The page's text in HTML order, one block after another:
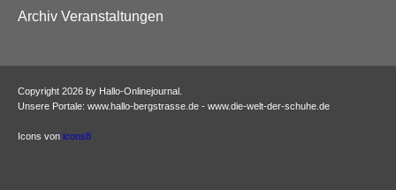
Archiv Veranstaltungen
Copyright 2026 by Hallo-Onlinejournal.
Unsere Portale: www.hallo-bergstrasse.de - www.die-welt-der-schuhe.de
Icons von icons8